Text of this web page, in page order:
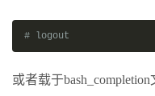
# logout
或者载于